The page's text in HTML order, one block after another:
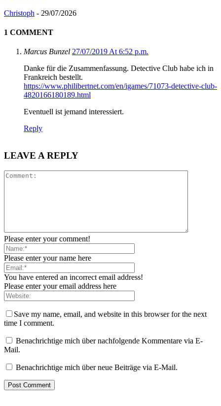
Christoph - 29/07/2026
1 COMMENT
Marcus Bunzel 27/07/2019 At 6:52 p.m.
Danke für die Zusammenfassung. Detective Club habe ich in
Frankreich bestellt.
https://www.philibertnet.com/en/igames/71073-detective-club-
4820166180189.html
Eventuell ist jemand interessiert.
Reply
LEAVE A REPLY
Please enter your comment!
Please enter your name here
You have entered an incorrect email address!
Please enter your email address here
Save my name, email, and website in this browser for the next
time I comment.
Benachrichtige mich über nachfolgende Kommentare via E-
Mail.
Benachrichtige mich über neue Beiträge via E-Mail.